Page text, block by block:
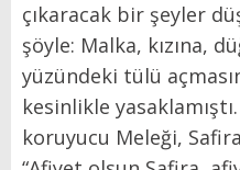
çıkaracak bir şeyler
şöyle: Malka, kızına,
yüzündeki tülü
kesinlikle
koruyucu Meleği,